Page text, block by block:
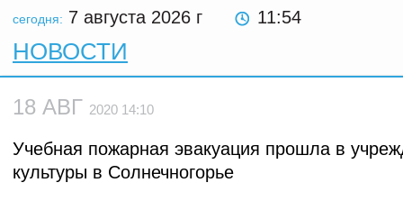
сегодня: 7 августа 2026 г 11:54
НОВОСТИ
18 АВГ 2020 14:10
Учебная пожарная эвакуация прошла в
культуры в Солнечногорье